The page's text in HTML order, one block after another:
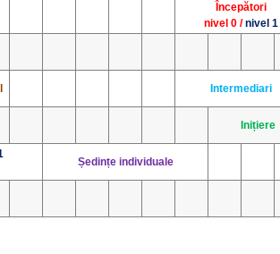
Începători
nivel 0 /nivel 1
Intermediari
Inițiere
Ședințe individuale